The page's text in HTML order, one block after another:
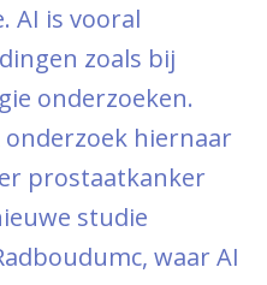
AI is vooral
zoals bij
onderzoeken.
hiernaar
prostaatkanker
studie
waar AI